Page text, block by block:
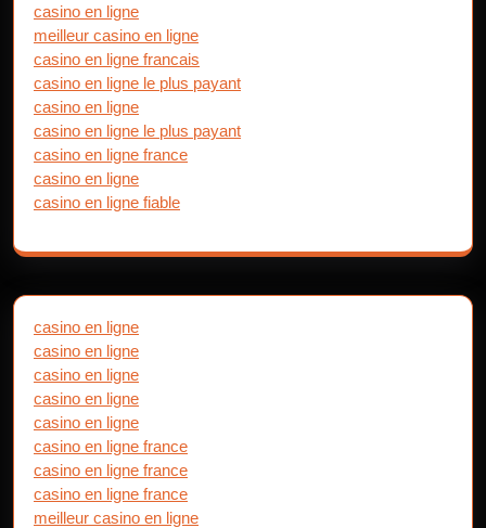
casino en ligne
meilleur casino en ligne
casino en ligne francais
casino en ligne le plus payant
casino en ligne
casino en ligne le plus payant
casino en ligne france
casino en ligne
casino en ligne fiable
casino en ligne
casino en ligne
casino en ligne
casino en ligne
casino en ligne
casino en ligne france
casino en ligne france
casino en ligne france
meilleur casino en ligne